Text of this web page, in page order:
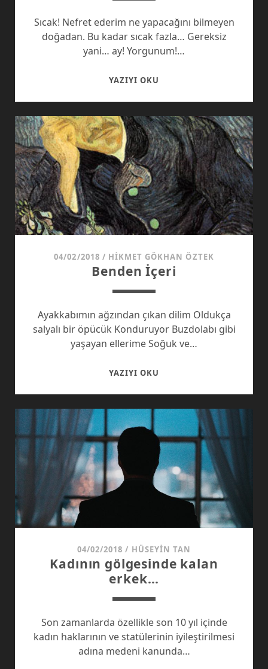
Sıcak! Nefret ederim ne yapacağını bilmeyen
doğadan. Bu kadar sıcak fazla… Gereksiz
yani… ay! Yorgunum!…
YAZIYI OKU
04/02/2018 / HIKMET GÖKHAN ÖZTEK
Benden İçeri
Ayakkabımın ağzından çıkan dilim Oldukça
salyalı bir öpücük Konduruyor Buzdolabı gibi
yaşayan ellerime Soğuk ve…
YAZIYI OKU
04/02/2018 / HÜSEYIN TAN
Kadının gölgesinde kalan
erkek…
Son zamanlarda özellikle son 10 yıl içinde
kadın haklarının ve statülerinin iyileştirilmesi
adına medeni kanunda…